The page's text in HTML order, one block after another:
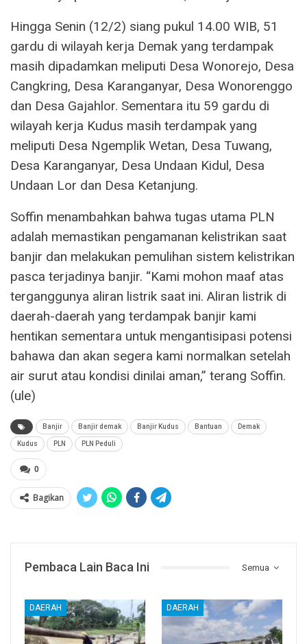
Hingga Senin (12/2) siang pukul 14.00 WIB, 51
gardu di wilayah kerja Demak yang terdampak
masih dipadamkan meliputi Desa Wonorejo, Desa
Cangkring, Desa Karanganyar, Desa Wonorenggo
dan Desa Gajahlor. Sementara itu 59 gardu di
wilayah kerja Kudus masih terdampak yang
meliputi Desa Ngemplik Wetan, Desa Tuwang,
Desa Karanganyar, Desa Undaan Kidul, Desa
Undaan Lor dan Desa Ketanjung.
Soffin menambahkan bahwa tugas utama PLN
adalah memastikan pengamanan kelistrikan saat
banjir dan melakukan pemulihan sistem kelistrikan
pasca terjadinya banjir. “Kami mohon maaf atas
terganggunya aliran listrik saat ini. Aliran listrik di
daerah-daerah yang terdampak banjir kami
hentikan sementara untuk mengantisipasi potensi
bahawa dan akan segera kami normalkan setelah
air surut atau kondisi dinilai aman,” terang Soffin.
(ule)
Banjir Banjir demak Banjir Kudus Bantuan Demak
Kudus PLN PLN Peduli
0
Bagikan
Semua
Pembaca Lain Baca Ini
DAERAH DAERAH